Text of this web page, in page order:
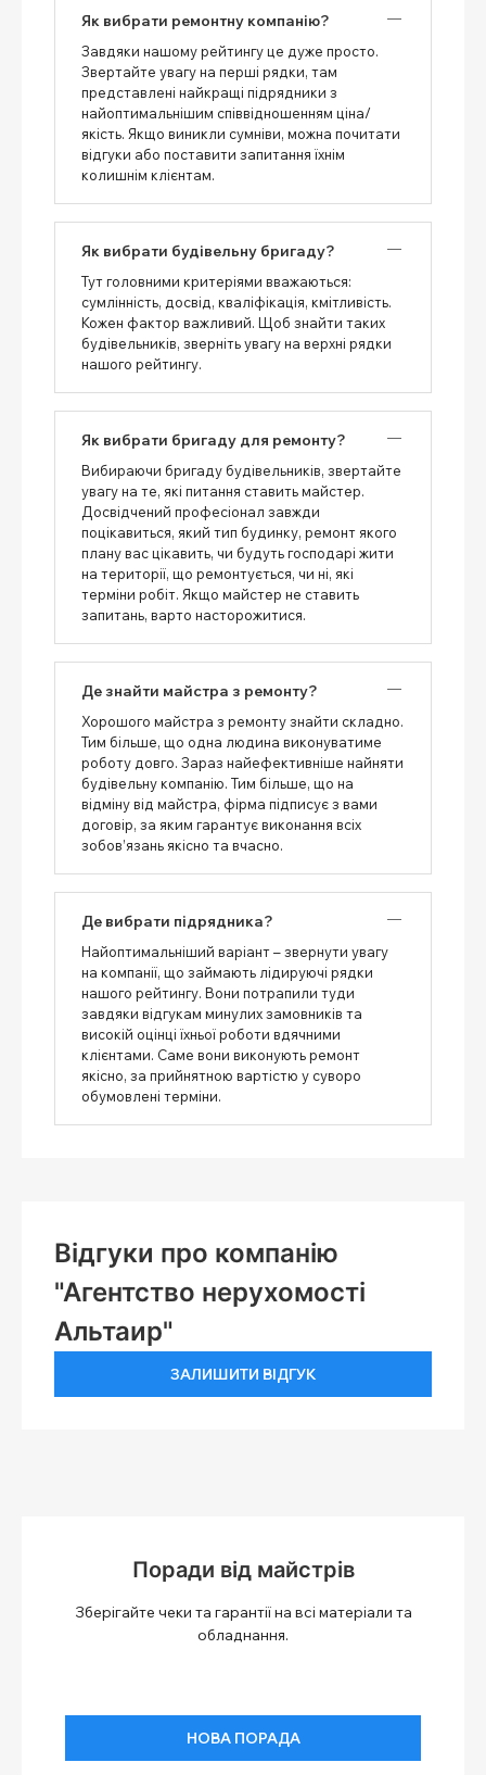
Як вибрати ремонтну компанію?
Завдяки нашому рейтингу це дуже просто.
Звертайте увагу на перші рядки, там
представлені найкращі підрядники з
найоптимальнішим співвідношенням ціна/
якість. Якщо виникли сумніви, можна почитати
відгуки або поставити запитання їхнім
колишнім клієнтам.
Як вибрати будівельну бригаду?
Тут головними критеріями вважаються:
сумлінність, досвід, кваліфікація, кмітливість.
Кожен фактор важливий. Щоб знайти таких
будівельників, зверніть увагу на верхні рядки
нашого рейтингу.
Як вибрати бригаду для ремонту?
Вибираючи бригаду будівельників, звертайте
увагу на те, які питання ставить майстер.
Досвідчений професіонал завжди
поцікавиться, який тип будинку, ремонт якого
плану вас цікавить, чи будуть господарі жити
на території, що ремонтується, чи ні, які
терміни робіт. Якщо майстер не ставить
запитань, варто насторожитися.
Де знайти майстра з ремонту?
Хорошого майстра з ремонту знайти складно.
Тим більше, що одна людина виконуватиме
роботу довго. Зараз найефективніше найняти
будівельну компанію. Тим більше, що на
відміну від майстра, фірма підписує з вами
договір, за яким гарантує виконання всіх
зобов’язань якісно та вчасно.
Де вибрати підрядника?
Найоптимальніший варіант – звернути увагу
на компанії, що займають лідируючі рядки
нашого рейтингу. Вони потрапили туди
завдяки відгукам минулих замовників та
високій оцінці їхньої роботи вдячними
клієнтами. Саме вони виконують ремонт
якісно, ​​за прийнятною вартістю у суворо
обумовлені терміни.
Відгуки про компанію
"Агентство нерухомості
Альтаир"
ЗАЛИШИТИ ВІДГУК
Поради від майстрів
Зберігайте чеки та гарантії на всі матеріали та
обладнання.
НОВА ПОРАДА